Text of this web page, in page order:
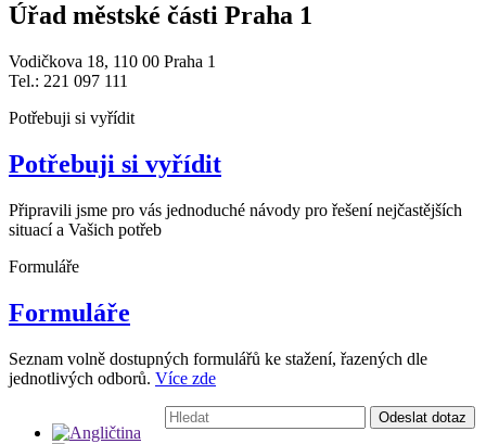
Úřad městské části Praha 1
Vodičkova 18, 110 00 Praha 1
Tel.: 221 097 111
Potřebuji si vyřídit
Potřebuji si vyřídit
Připravili jsme pro vás jednoduché návody pro řešení nejčastějších
situací a Vašich potřeb
Formuláře
Formuláře
Seznam volně dostupných formulářů ke stažení, řazených dle
jednotlivých odborů. Více zde
Vyhledávání:
Odeslat dotaz